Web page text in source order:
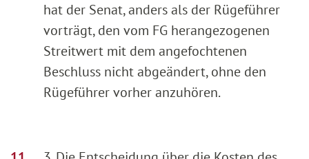
hat der Senat, anders als der Rügeführer
vorträgt, den vom FG herangezogenen
Streitwert mit dem angefochtenen
Beschluss nicht abgeändert, ohne den
Rügeführer vorher anzuhören.